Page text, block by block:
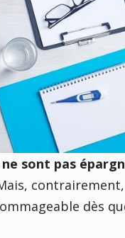
sont pas
dès